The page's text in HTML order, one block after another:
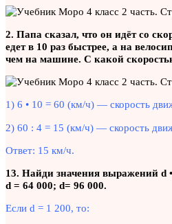
2. Папа сказал, что он идёт со
едет в 10 раз быстрее, а на
чем на машине. С какой
1) 6 • 10 = 60 (км/ч) — скорость
2) 60 : 4 = 15 (км/ч) — скорость
Ответ: 15 км/ч.
13. Найди значения выражений d
d = 64 000; d= 96 000.
Если d = 1 200, то: